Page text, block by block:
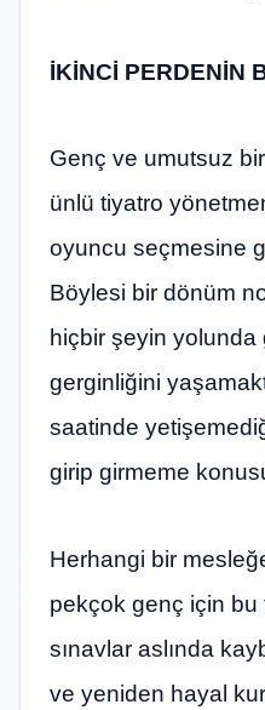
İKİNCİ PERDENİN
Genç ve umutsuz
ünlü tiyatro
oyuncu seçmesine
Böylesi bir dönüm
hiçbir şeyin yolunda
gerginliğini
saatinde
girip girmeme
Herhangi bir
pekçok genç için bu
sınavlar aslında
ve yeniden hayal